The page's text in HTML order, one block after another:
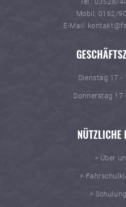
Mobil: 0162/
E-Mail:
Dienstag 17 -
Donnerstag 17
NÜTZLICHE
> Über
>
>